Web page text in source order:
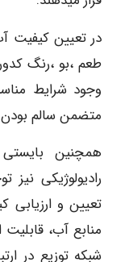
در تعیین کیفیت
طعم ،بو ،رنگ
وجود شرایط
متضمن سالم
همچنین
رادیولوژیکی نیز
تعیین و
منابع آب،
شبکه توزیع در